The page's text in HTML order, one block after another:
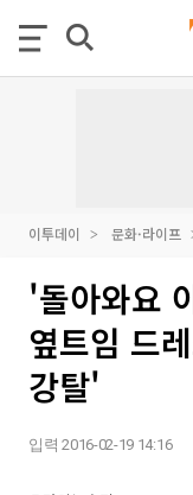
이투데이 문화·라이프
'돌아와요
옆트임 드
강탈'
입력 2016-02-19 14:16